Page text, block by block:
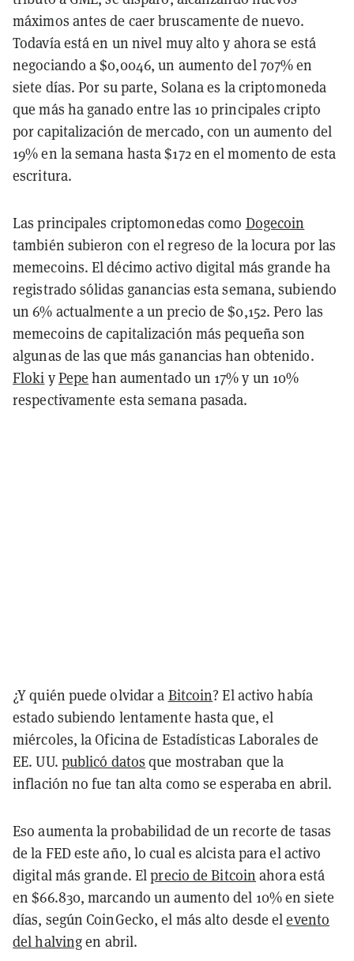
máximos antes de caer bruscamente de nuevo.
Todavía está en un nivel muy alto y ahora se está
negociando a $0,0046, un aumento del 707% en
siete días. Por su parte, Solana es la criptomoneda
que más ha ganado entre las 10 principales cripto
por capitalización de mercado, con un aumento del
19% en la semana hasta $172 en el momento de esta
escritura.
Las principales criptomonedas como Dogecoin
también subieron con el regreso de la locura por las
memecoins. El décimo activo digital más grande ha
registrado sólidas ganancias esta semana, subiendo
un 6% actualmente a un precio de $0,152. Pero las
memecoins de capitalización más pequeña son
algunas de las que más ganancias han obtenido.
Floki yPepe han aumentado un 17% y un 10%
respectivamente esta semana pasada.
¿Y quién puede olvidar a Bitcoin? El activo había
estado subiendo lentamente hasta que, el
miércoles, la Oficina de Estadísticas Laborales de
EE. UU. publicó datos que mostraban que la
inflación no fue tan alta como se esperaba en abril.
Eso aumenta la probabilidad de un recorte de tasas
de la FED este año, lo cual es alcista para el activo
digital más grande. Elprecio de Bitcoin ahora está
en $66.830, marcando un aumento del 10% en siete
días, según CoinGecko, el más alto desde elevento
del halvingen abril.